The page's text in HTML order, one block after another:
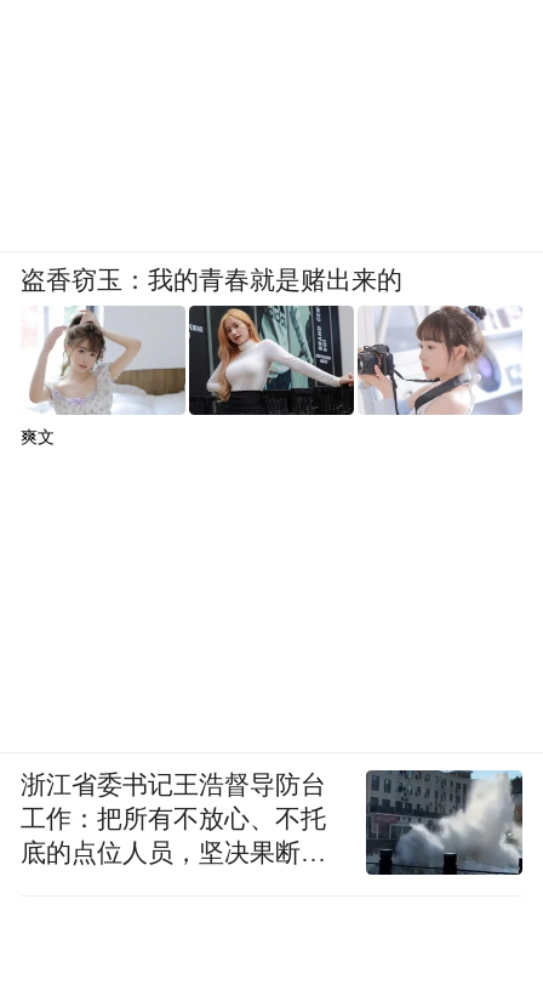
盗香窃玉：我的青春就是赌出来的
爽文
浙江省委书记王浩督导防台
工作：把所有不放心、不托
底的点位人员，坚决果断转